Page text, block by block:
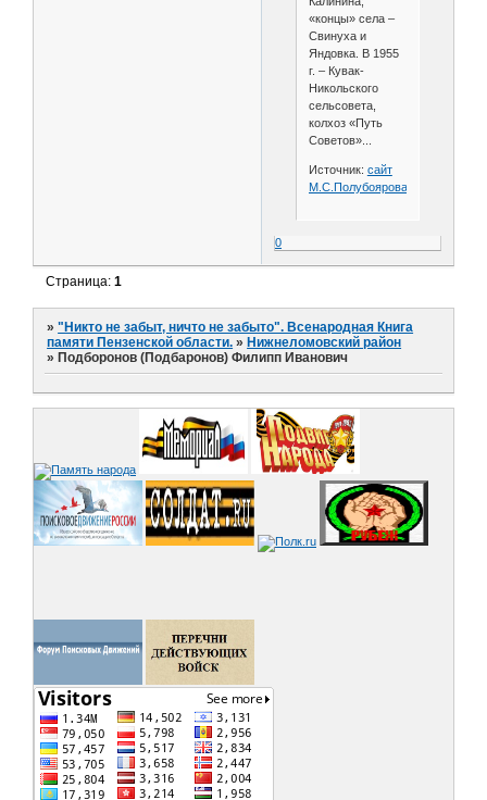
«концы» села –
Свинуха и
Яндовка. В 1955
г. – Кувак-
Никольского
сельсовета,
колхоз «Путь
Советов»...
Источник: сайт
М.С.Полубоярова
0
Страница:1
»"Никто не забыт, ничто не забыто". Всенародная Книга
памяти Пензенской области. »Нижнеломовский район
»Подборонов (Подбаронов) Филипп Иванович